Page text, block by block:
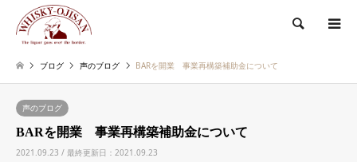
検索
ブログ 声のブログ BARを開業 事業再構築補助金について
声のブログ
BARを開業 事業再構築補助金について
2021.09.23 / 最終更新日：2021.09.23